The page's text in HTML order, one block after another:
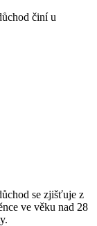
činí u
se zjišťuje z
ve věku nad 28